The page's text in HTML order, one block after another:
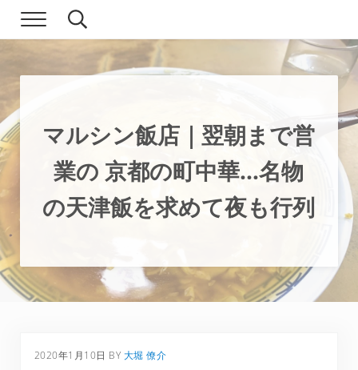
Skip to main content
Skip to header right navigation
Skip to site footer
現実逃避.com
食べ歩き、一人旅…そして時々家族旅行
Menu Search...
マルシン飯店｜翌朝まで営
業の 京都の町中華…名物
の天津飯を求めて夜も行列
2020年1月10日 BY 大堀 僚介